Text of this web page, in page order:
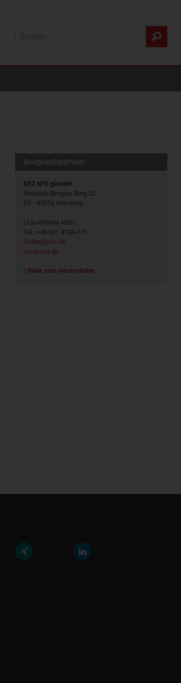
Ansprechpartner
SKZ KFE gGmbH
Friedrich-Bergius-Ring 22
DE - 97076 Würzburg
Lina-Viktoria Kohn
Tel.: +49 931 4104-171
l.kohn@skz.de
www.skz.de
Mehr zum Veranstalter